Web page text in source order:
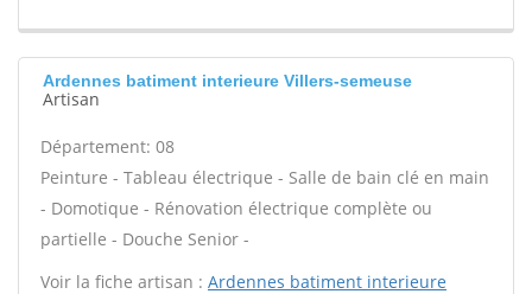
Ardennes batiment interieure Villers-semeuse
Artisan
Département: 08
Peinture - Tableau électrique - Salle de bain clé en main
- Domotique - Rénovation électrique complète ou
partielle - Douche Senior -
Voir la fiche artisan : Ardennes batiment interieure